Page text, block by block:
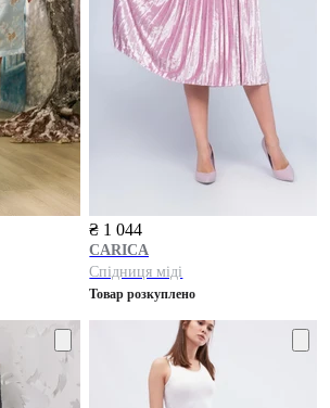
₴ 1 044
CARICA
Спідниця міді
Товар розкуплено